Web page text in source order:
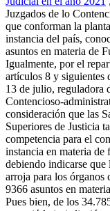
Juzgados de lo
que conforman la
instancia del país,
asuntos en materia de
Igualmente, por el
artículos 8 y siguientes
13 de julio, reguladora
Contencioso-
consideración que las
Superiores de Justicia
competencia para el
instancia en materia de
debiendo indicarse que
arroja para los órganos
9366 asuntos en
Pues bien, de los